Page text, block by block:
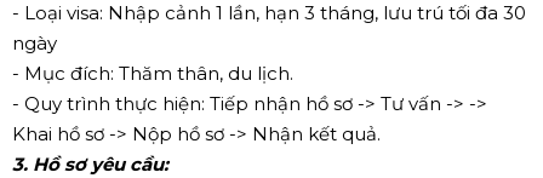
- Loại visa: Nhập cảnh 1 lần, hạn 3 tháng, lưu trú tối đa 30
ngày
- Mục đích: Thăm thân, du lịch.
- Quy trình thực hiện: Tiếp nhận hồ sơ -> Tư vấn -> ->
Khai hồ sơ -> Nộp hồ sơ -> Nhận kết quả.
3. Hồ sơ yêu cầu: